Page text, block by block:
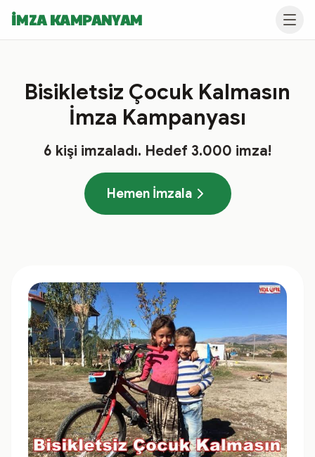
İMZA KAMPANYAM
Bisikletsiz Çocuk Kalmasın
İmza Kampanyası
6 kişi imzaladı. Hedef 3.000 imza!
Hemen İmzala